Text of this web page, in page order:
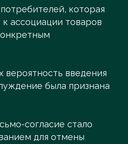
которая
ассоциации товаров
вероятность введения
была признана
согласие стало
для отмены